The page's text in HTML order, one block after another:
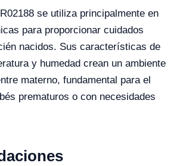
se utiliza principalmente en
para proporcionar cuidados
nacidos. Sus características de
y humedad crean un ambiente
materno, fundamental para el
prematuros o con necesidades